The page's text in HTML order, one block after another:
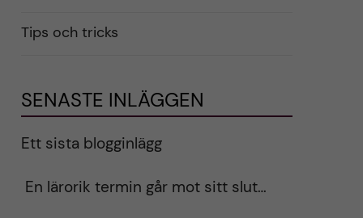
Tips och tricks
SENASTE INLÄGGEN
Ett sista blogginlägg
En lärorik termin går mot sitt slut…